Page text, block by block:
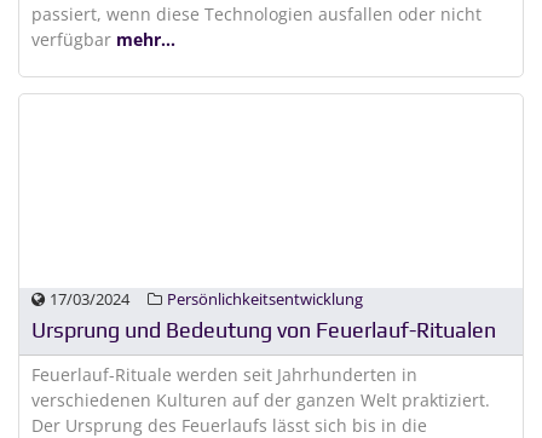
passiert, wenn diese Technologien ausfallen oder nicht
verfügbar mehr...
17/03/2024 Persönlichkeitsentwicklung
Ursprung und Bedeutung von Feuerlauf-Ritualen
Feuerlauf-Rituale werden seit Jahrhunderten in
verschiedenen Kulturen auf der ganzen Welt praktiziert.
Der Ursprung des Feuerlaufs lässt sich bis in die